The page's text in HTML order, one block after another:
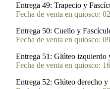
Entrega 49: Trapecio y
Fecha de venta en quiosco:
Entrega 50: Cuello y
Fecha de venta en quiosco:
Entrega 51: Glúteo izquierdo
Fecha de venta en quiosco:
Entrega 52: Glúteo derecho y